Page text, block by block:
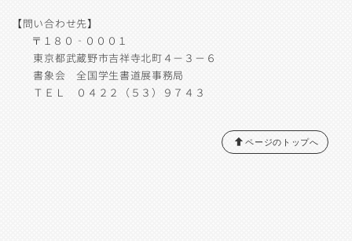
【問い合わせ先】
〒１８０‐０００１
東京都武蔵野市吉祥寺北町４−３−６
書象会 全国学生書道展事務局
ＴＥＬ ０４２２（５３）９７４３
ページのトップへ